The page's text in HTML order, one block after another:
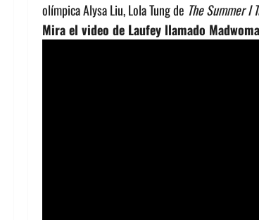
olímpica Alysa Liu, Lola Tung de The Summer I
Mira el video de Laufey llamado